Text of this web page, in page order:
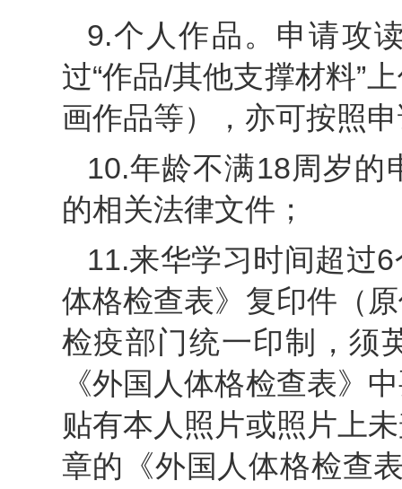
9.个人作品。申请攻
过“作品/其他支撑材料”
画作品等），亦可按照
10.年龄不满18周岁的
的相关法律文件；
11.来华学习时间超过
体格检查表》复印件（
检疫部门统一印制，须
《外国人体格检查表》
贴有本人照片或照片上
章的《外国人体格检查